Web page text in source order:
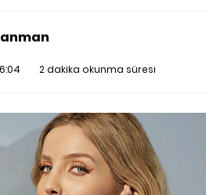
2 dakika okunma süresi